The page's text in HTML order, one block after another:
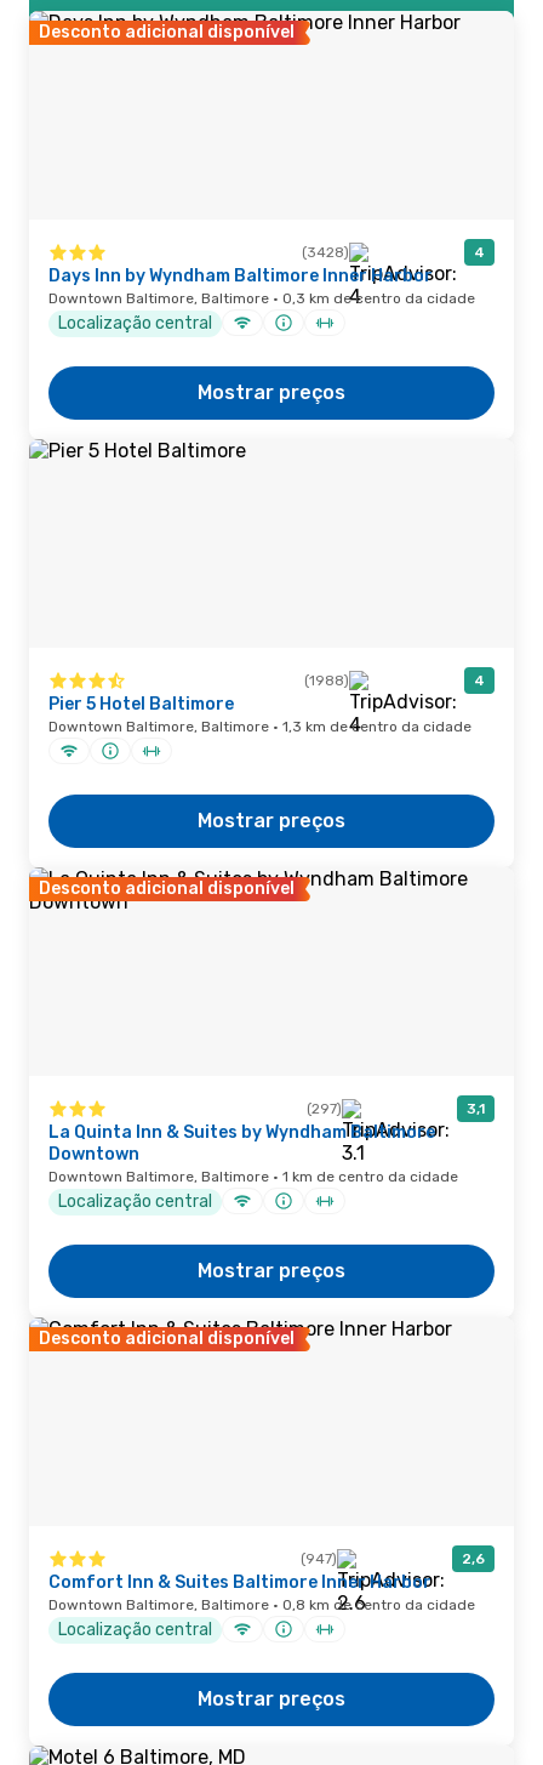
Desconto adicional disponível
(3428) 4
Days Inn by Wyndham Baltimore Inner Harbor
Downtown Baltimore, Baltimore · 0,3 km de centro da cidade
Localização central
Mostrar preços
(1988) 4
Pier 5 Hotel Baltimore
Downtown Baltimore, Baltimore · 1,3 km de centro da cidade
Mostrar preços
Desconto adicional disponível
(297) 3,1
La Quinta Inn & Suites by Wyndham Baltimore
Downtown
Downtown Baltimore, Baltimore · 1 km de centro da cidade
Localização central
Mostrar preços
Desconto adicional disponível
(947) 2,6
Comfort Inn & Suites Baltimore Inner Harbor
Downtown Baltimore, Baltimore · 0,8 km de centro da cidade
Localização central
Mostrar preços